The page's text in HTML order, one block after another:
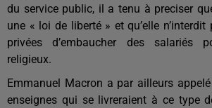
du service public, il a tenu à preciser
une « loi de liberté » et qu’elle
privées d’embaucher des salariés
religieux.
Emmanuel Macron a par ailleurs
enseignes qui se livreraient à ce type